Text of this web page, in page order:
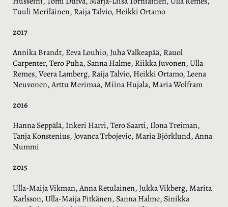
Tuuli Meriläinen, Raija Talvio, Heikki Ortamo
2017
Annika Brandt, Eeva Louhio, Juha Valkeapää, Rauol
Carpenter, Tero Puha, Sanna Halme, Riikka Juvonen, Ulla
Remes, Veera Lamberg, Raija Talvio, Heikki Ortamo, Leena
Neuvonen, Arttu Merimaa, Miina Hujala, Maria Wolfram
2016
Hanna Seppälä, Inkeri Harri, Tero Saarti, Ilona Treiman,
Tanja Konstenius, Jovanca Trbojevic, Maria Björklund, Anna
Nummi
2015
Ulla-Maija Vikman, Anna Retulainen, Jukka Vikberg, Marita
Karlsson, Ulla-Maija Pitkänen, Sanna Halme, Sinikka